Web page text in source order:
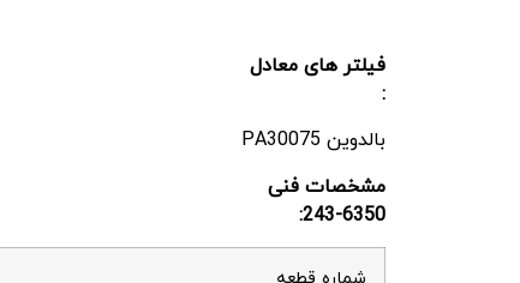
فیلتر های معادل
:
بالدوین PA30075
مشخصات فنی
243-6350: